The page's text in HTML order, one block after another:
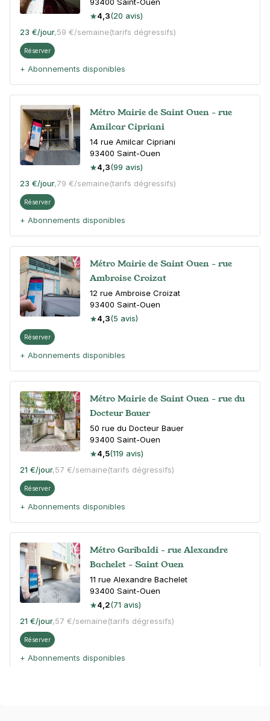
4,3(20 avis)
23 €/jour,59 €/semaine(tarifs dégressifs)
Réserver
+ Abonnements disponibles
Métro Mairie de Saint Ouen - rue
Amilcar Cipriani
14 rue Amilcar Cipriani
93400 Saint-Ouen
4,3(99 avis)
23 €/jour,79 €/semaine(tarifs dégressifs)
Réserver
+ Abonnements disponibles
Métro Mairie de Saint Ouen - rue
Ambroise Croizat
12 rue Ambroise Croizat
93400 Saint-Ouen
4,3(5 avis)
Réserver
+ Abonnements disponibles
Métro Mairie de Saint Ouen - rue du
Docteur Bauer
50 rue du Docteur Bauer
93400 Saint-Ouen
4,5(119 avis)
21 €/jour,57 €/semaine(tarifs dégressifs)
Réserver
+ Abonnements disponibles
Métro Garibaldi - rue Alexandre
Bachelet - Saint Ouen
11 rue Alexandre Bachelet
93400 Saint-Ouen
4,2(71 avis)
21 €/jour,57 €/semaine(tarifs dégressifs)
Réserver
+ Abonnements disponibles